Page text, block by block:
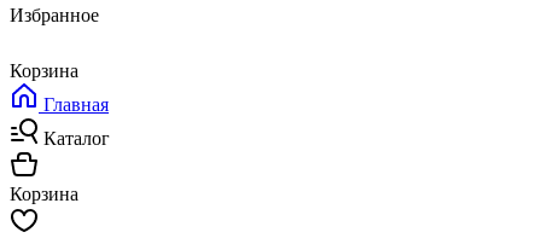
Избранное
Корзина
Главная
Каталог
Корзина